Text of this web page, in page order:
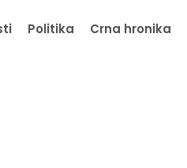
Politika Crna hronika